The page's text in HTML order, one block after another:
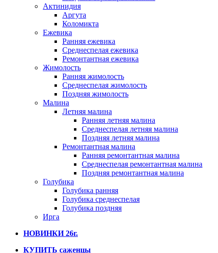
Актинидия
Аргута
Коломикта
Ежевика
Ранняя ежевика
Среднеспелая ежевика
Ремонтантная ежевика
Жимолость
Ранняя жимолость
Среднеспелая жимолость
Поздняя жимолость
Малина
Летняя малина
Ранняя летняя малина
Среднеспелая летняя малина
Поздняя летняя малина
Ремонтантная малина
Ранняя ремонтантная малина
Среднеспелая ремонтантная малина
Поздняя ремонтантная малина
Голубика
Голубика ранняя
Голубика среднеспелая
Голубика поздняя
Ирга
НОВИНКИ 26г.
КУПИТЬ саженцы